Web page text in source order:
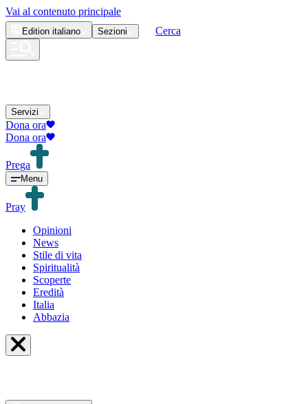
Vai al contenuto principale
Edition italiano Sezioni Cerca
Servizi
Dona ora
Dona ora
Prega
Menu
Pray
Opinioni
News
Stile di vita
Spiritualità
Scoperte
Eredità
Italia
Abbazia